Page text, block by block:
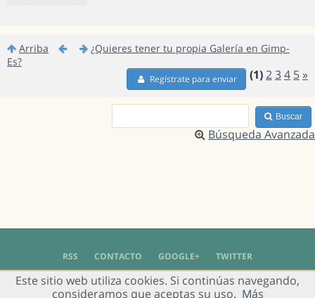
Arriba
¿Quieres tener tu propia Galería en Gimp-
Es?
(1)234 5 »
Regístrate para enviar
Buscar
Búsqueda Avanzada
RSS CONTACTO GOOGLE+ TWITTER
© 2004 - 2018 Grupo de Usuarios de Gimp en Español -Política de Privacidad
Este sitio web utiliza cookies. Si continúas navegando,
consideramos que aceptas su uso. Más